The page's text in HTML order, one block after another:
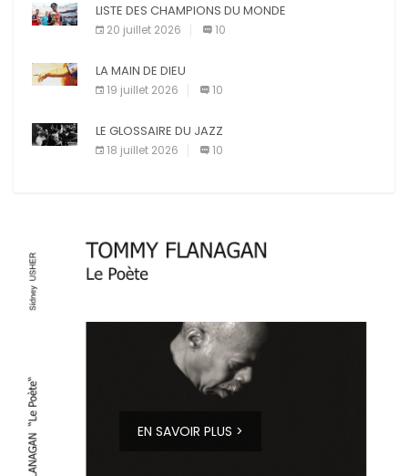
LISTE DES CHAMPIONS DU MONDE
20 juillet 2026 10
LA MAIN DE DIEU
19 juillet 2026 10
LE GLOSSAIRE DU JAZZ
18 juillet 2026 10
EN SAVOIR PLUS >